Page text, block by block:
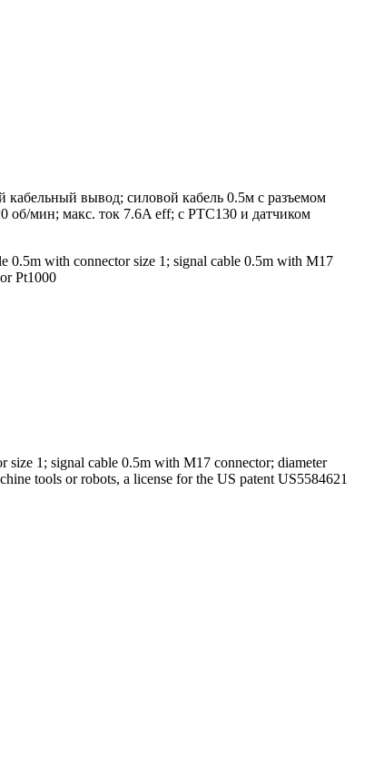
вывод; силовой кабель 0.5м с разъемом
об/мин; макс. ток 7.6A eff; с PTC130 и датчиком
0.5m with connector size 1; signal cable 0.5m with M17
Pt1000
1; signal cable 0.5m with M17 connector; diameter
tools or robots, a license for the US patent US5584621